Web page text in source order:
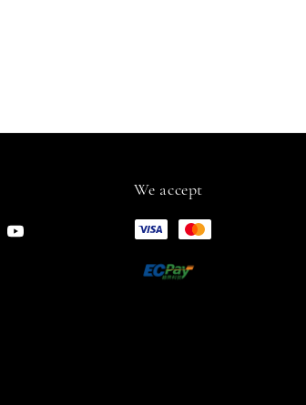
We accept